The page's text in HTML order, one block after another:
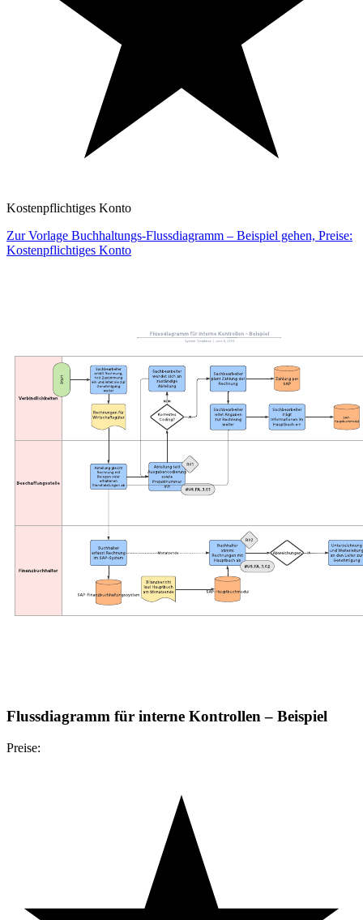
Kostenpflichtiges Konto
Zur Vorlage Buchhaltungs-Flussdiagramm – Beispiel gehen, Preise:
Kostenpflichtiges Konto
Flussdiagramm für interne Kontrollen – Beispiel
Preise: